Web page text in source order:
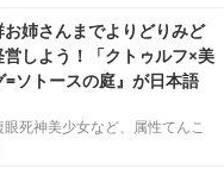
姉さんまでよりどりみど
しよう！「クトゥルフ×美
ソトースの庭』が日本語
死神美少女など、属性てんこ